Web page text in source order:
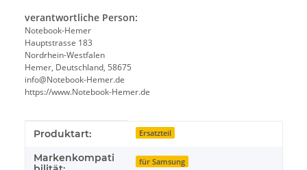
verantwortliche Person:
Notebook-Hemer
Hauptstrasse 183
Nordrhein-Westfalen
Hemer, Deutschland, 58675
info@Notebook-Hemer.de
https://www.Notebook-Hemer.de
Produkteigenschaft
Wert
Produktart: Ersatzteil
Markenkompati
für Samsung